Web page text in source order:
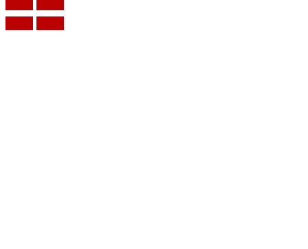
Menge